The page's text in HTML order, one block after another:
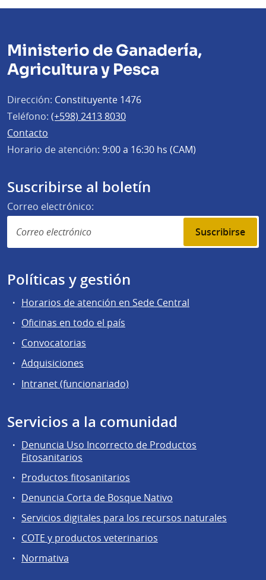
Ministerio de Ganadería,
Agricultura y Pesca
Dirección: Constituyente 1476
Teléfono: (+598) 2413 8030
Contacto
Horario de atención: 9:00 a 16:30 hs (CAM)
Suscribirse al boletín
Correo electrónico:
Suscribirse
Políticas y gestión
Horarios de atención en Sede Central
Oficinas en todo el país
Convocatorias
Adquisiciones
Intranet (funcionariado)
Servicios a la comunidad
Denuncia Uso Incorrecto de Productos
Fitosanitarios
Productos fitosanitarios
Denuncia Corta de Bosque Nativo
Servicios digitales para los recursos naturales
COTE y productos veterinarios
Normativa